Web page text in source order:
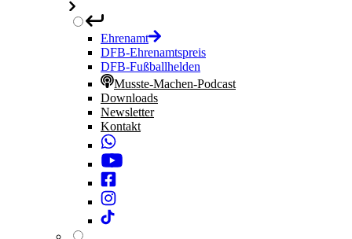
Ehrenamt
DFB-Ehrenamtspreis
DFB-Fußballhelden
Musste-Machen-Podcast
Downloads
Newsletter
Kontakt